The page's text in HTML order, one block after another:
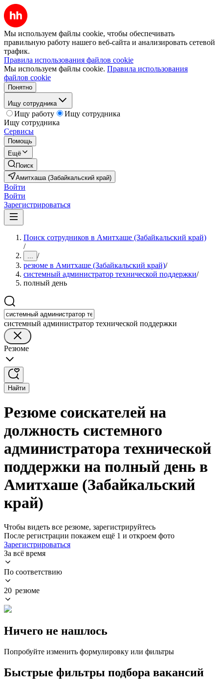
Мы используем файлы cookie, чтобы обеспечивать
правильную работу нашего веб-сайта и анализировать сетевой
трафик.
Правила использования файлов cookie
Мы используем файлы cookie. Правила использования
файлов cookie
Понятно
Ищу сотрудника
Ищу работу
Ищу сотрудника
Ищу сотрудника
Сервисы
Помощь
Ещё
Поиск
Амитхаша (Забайкальский край)
Войти
Войти
Зарегистрироваться
Поиск сотрудников в Амитхаше (Забайкальский край)
/
... /
резюме в Амитхаше (Забайкальский край)/
системный администратор технической поддержки/
полный день
системный администратор технической поддержки
Резюме
Найти
Резюме соискателей на
должность системного
администратора технической
поддержки на полный день в
Амитхаше (Забайкальский
край)
Чтобы видеть все резюме, зарегистрируйтесь
После регистрации покажем ещё 1 и откроем фото
Зарегистрироваться
За всё время
По соответствию
20 резюме
Ничего не нашлось
Попробуйте изменить формулировку или фильтры
Быстрые фильтры подбора вакансий